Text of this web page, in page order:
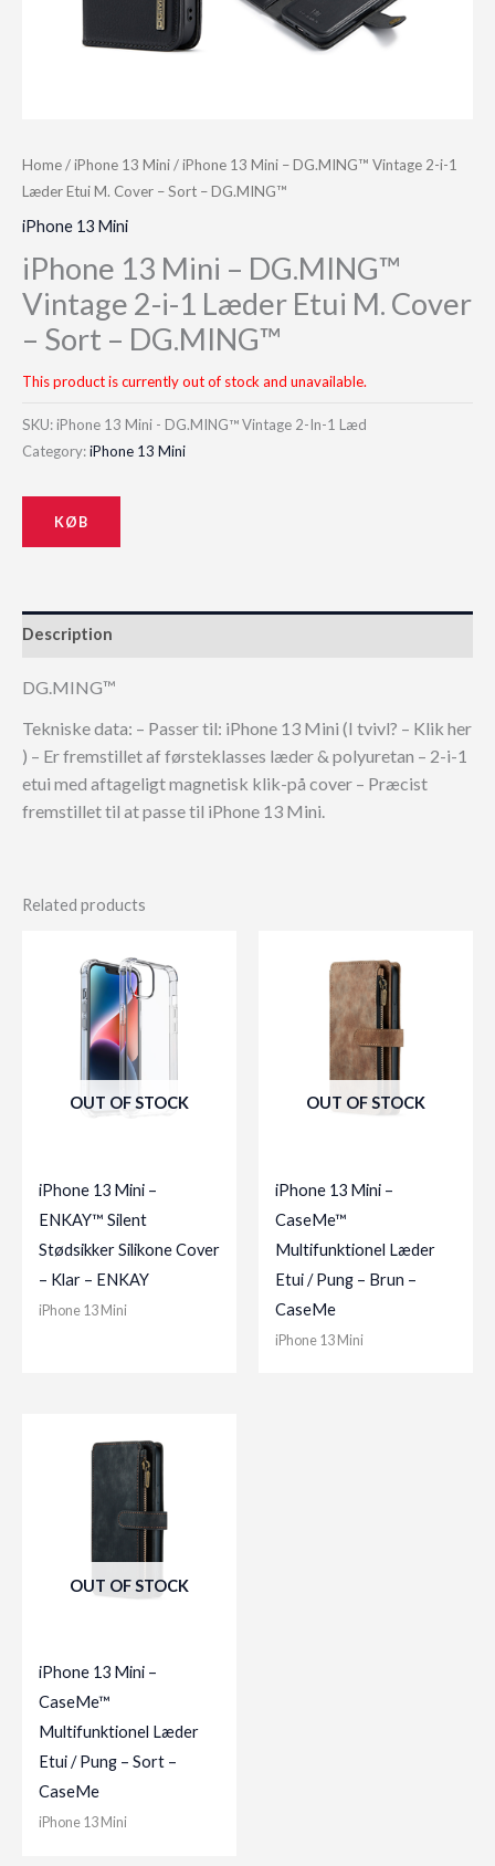
Home/iPhone 13 Mini/ iPhone 13 Mini – DG.MING™ Vintage 2-i-1
Læder Etui M. Cover – Sort – DG.MING™
iPhone 13 Mini
iPhone 13 Mini – DG.MING™
Vintage 2-i-1 Læder Etui M. Cover
– Sort – DG.MING™
This product is currently out of stock and unavailable.
SKU: iPhone 13 Mini - DG.MING™ Vintage 2-In-1 Læd
Category:iPhone 13 Mini
KØB
Description
DG.MING™
Tekniske data: – Passer til: iPhone 13 Mini (I tvivl? – Klik her
) – Er fremstillet af førsteklasses læder & polyuretan – 2-i-1
etui med aftageligt magnetisk klik-på cover – Præcist
fremstillet til at passe til iPhone 13 Mini.
Related products
OUT OF STOCK
iPhone 13 Mini –
ENKAY™ Silent
Stødsikker Silikone Cover
– Klar – ENKAY
iPhone 13 Mini
OUT OF STOCK
iPhone 13 Mini –
CaseMe™
Multifunktionel Læder
Etui / Pung – Brun –
CaseMe
iPhone 13 Mini
OUT OF STOCK
iPhone 13 Mini –
CaseMe™
Multifunktionel Læder
Etui / Pung – Sort –
CaseMe
iPhone 13 Mini